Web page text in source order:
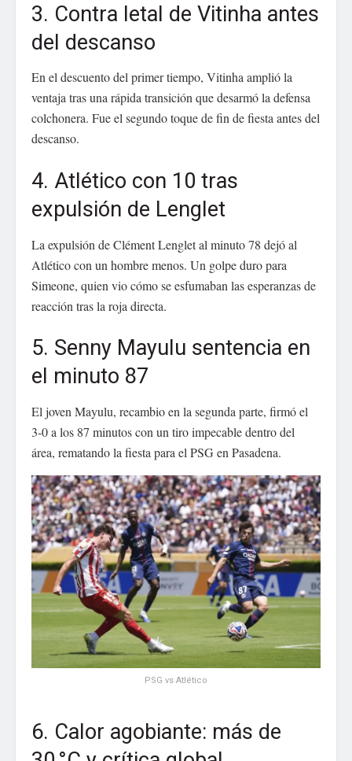
3. Contra letal de Vitinha antes
del descanso
En el descuento del primer tiempo, Vitinha amplió la
ventaja tras una rápida transición que desarmó la defensa
colchonera. Fue el segundo toque de fin de fiesta antes del
descanso.
4. Atlético con 10 tras
expulsión de Lenglet
La expulsión de Clément Lenglet al minuto 78 dejó al
Atlético con un hombre menos. Un golpe duro para
Simeone, quien vio cómo se esfumaban las esperanzas de
reacción tras la roja directa.
5. Senny Mayulu sentencia en
el minuto 87
El joven Mayulu, recambio en la segunda parte, firmó el
3‑0 a los 87 minutos con un tiro impecable dentro del
área, rematando la fiesta para el PSG en Pasadena.
PSG vs Atlético
6. Calor agobiante: más de